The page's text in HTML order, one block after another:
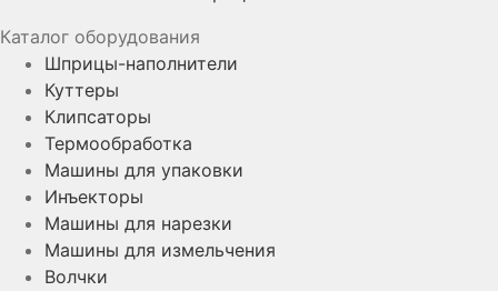
Каталог оборудования
Шприцы-наполнители
Куттеры
Клипсаторы
Термообработка
Машины для упаковки
Инъекторы
Машины для нарезки
Машины для измельчения
Волчки